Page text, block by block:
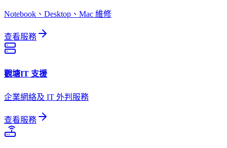
Notebook、Desktop、Mac 維修
查看服務
觀塘IT 支援
企業網絡及 IT 外判服務
查看服務